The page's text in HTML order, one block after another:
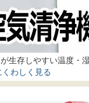
生存しやすい温度・
くわしく見る